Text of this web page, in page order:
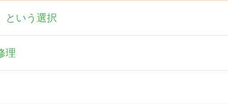
という選択
理